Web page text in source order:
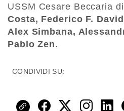
USSM Cesare Beccaria
Costa, Federico F.
Alex Simbana,
Pablo Zen.
CONDIVIDI SU: